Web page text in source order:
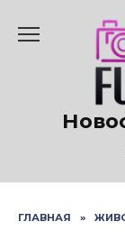
содержанию
ГЛАВНАЯ »